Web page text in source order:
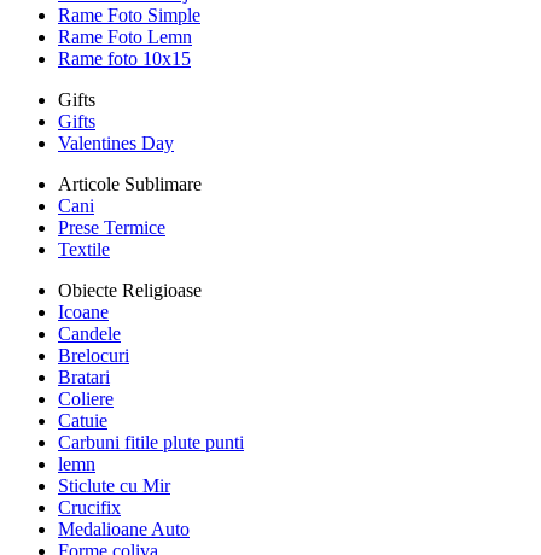
Rame Foto Simple
Rame Foto Lemn
Rame foto 10x15
Gifts
Gifts
Valentines Day
Articole Sublimare
Cani
Prese Termice
Textile
Obiecte Religioase
Icoane
Candele
Brelocuri
Bratari
Coliere
Catuie
Carbuni fitile plute punti
lemn
Sticlute cu Mir
Crucifix
Medalioane Auto
Forme coliva